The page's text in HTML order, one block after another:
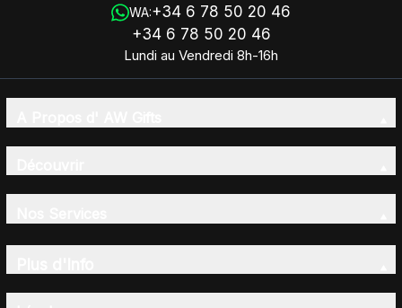
WA:+34 6 78 50 20 46
+34 6 78 50 20 46
Lundi au Vendredi 8h-16h